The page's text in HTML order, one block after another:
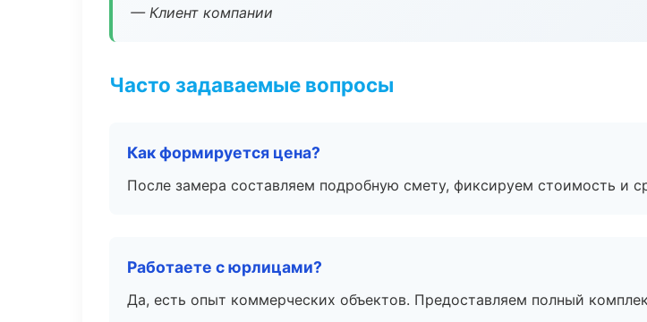
— Клиент компании
Часто задаваемые вопросы
Как формируется цена?
После замера составляем подробную смету, фиксируем стоимость и
Работаете с юрлицами?
Да, есть опыт коммерческих объектов. Предоставляем полный